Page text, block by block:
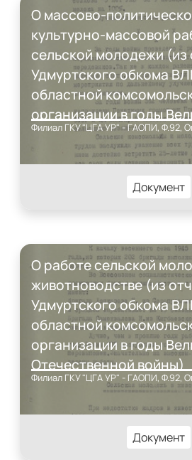
О массово-
культурно-массовой
сельской молодежи (из
Удмуртского обкома
областной
организации в годы
Отечественной войны)
Филиал ГКУ "ЦГА УР" - ГАОПИ, Ф.92,
Документ
О работе сельской
животноводстве (из
Удмуртского обкома
областной
организации в годы
Отечественной войны)
Филиал ГКУ "ЦГА УР" - ГАОПИ, Ф.92,
Документ